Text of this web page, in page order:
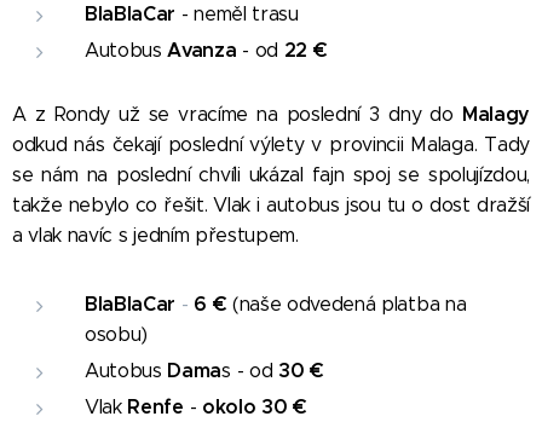
BlaBlaCar - neměl trasu
AutobusAvanza - od 22 €
A z Rondy už se vracíme na poslední 3 dny do Malagy
odkud nás čekají poslední výlety v provincii Malaga. Tady
se nám na poslední chvíli ukázal fajn spoj se spolujízdou,
takže nebylo co řešit. Vlak i autobus jsou tu o dost dražší
a vlak navíc s jedním přestupem.
BlaBlaCar - 6 € (naše odvedená platba na
osobu)
Autobus Damas - od 30 €
Vlak Renfe - okolo 30 €